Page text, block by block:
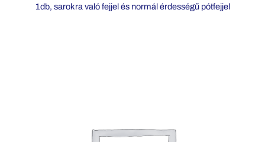
1db, sarokra való fejjel és normál érdességű pótfejjel